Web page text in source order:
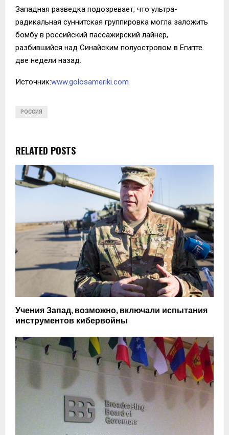
Западная разведка подозревает, что ультра-
радикальная суннитская группировка могла заложить
бомбу в российский пассажирский лайнер,
разбившийся над Синайским полуостровом в Египте
две недели назад.
Источник:www.golosameriki.com
РОССИЯ
RELATED POSTS
Учения Запад, возможно, включали испытания
инструментов кибервойны